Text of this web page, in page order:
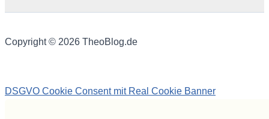
Copyright © 2026 TheoBlog.de
DSGVO Cookie Consent mit Real Cookie Banner